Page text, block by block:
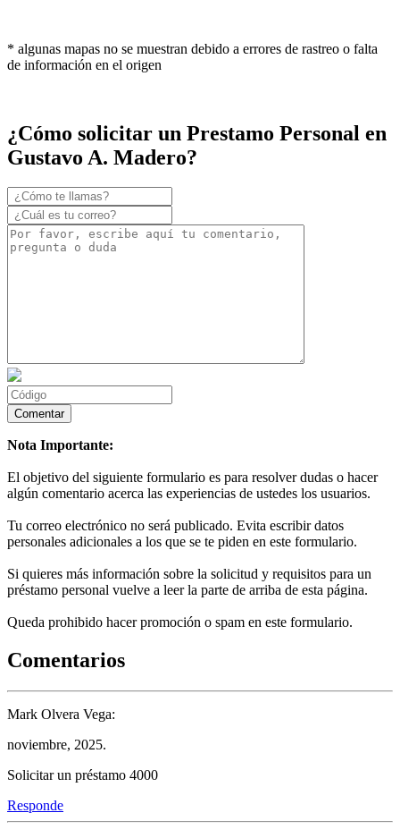
* algunas mapas no se muestran debido a errores de rastreo o falta
de información en el origen
¿Cómo solicitar un Prestamo Personal en
Gustavo A. Madero?
Nota Importante:
El objetivo del siguiente formulario es para resolver dudas o hacer
algún comentario acerca las experiencias de ustedes los usuarios.
Tu correo electrónico no será publicado. Evita escribir datos
personales adicionales a los que se te piden en este formulario.
Si quieres más información sobre la solicitud y requisitos para un
préstamo personal vuelve a leer la parte de arriba de esta página.
Queda prohibido hacer promoción o spam en este formulario.
Comentarios
Mark Olvera Vega:
noviembre, 2025.
Solicitar un préstamo 4000
Responde